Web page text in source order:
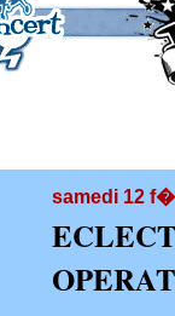
samedi 12